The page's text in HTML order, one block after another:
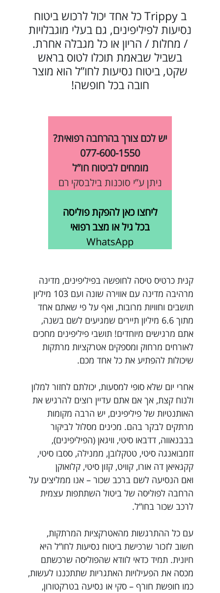
ב Trippy כל אחד יכול לרכוש ביטוח
נסיעות לפיליפינים, גם בעלי מוגבלויות
/ מחלות / הריון או כל מגבלה אחרת.
בשביל שבאמת תוכלו לטוס בראש
שקט, ביטוח נסיעות לחו”ל הוא מוצר
חובה בכל חופשה!
יש לכם צורך בהרחבה רפואית?
077-600-1550
מומחים לביטוח חו”ל
ניתן ע”י סוכנות בילבסקי רם
ליחצו כאן להפקת פוליסה
בכל גיל או מצב רפואי
WhatsApp
קנית כרטיס טיסה לחופשה בפיליפינים, מדינה
מרהיבה מדינה עם אווירה שונה ועם 103 מיליון
תושבים וחוויות מרובות, ואף על פי שאתם אחד
מתוך 6.6 מיליון תיירים שמגיעים לשם בשנה,
אתם מרגישים מיוחדים! תושבי פיליפינים מחכים
לאורחים מרחוק ומספקים אטרקציות מרתקות
שיכולות להפתיע את כל אחד מכם.
אחרי יום שלא סופי למסעות, יכולתם לחזור למלון
ולנוח קצת, אך אם אתם עדיין רוצים להרגיש את
האותנטיות של פיליפינים, יש הרבה מקומות
מרתקים לבקר בהם. מכינים מסלול לביקור
בבבנאווה, דדבאו סיטי, וויגאן (הפיליפינים),
זזמבואנגה סיטי, טטקלובן, ממנילה, ססבו סיטי,
קקגאיאן דה אורו, קוויט, קזון סיטי, קלואוקן
ואם הנסיעה לשם ברכב שכור – אנו ממליצים על
הרחבה לפוליסה של ביטול השתתפות עצמית
לרכב שכור בחו”ל.
עם כל ההתרגשות מהאטרקציות המרתקות,
חשוב לזכור שרכישת ביטוח נסיעות לחו”ל היא
חיונית. תמיד כדאי לוודא שהפוליסה שרכשתם
מכסה את הפעילויות האתגריות שתתכננו לעשות,
כמו חופשת חורף – סקי או נסיעה בטרקטורון,